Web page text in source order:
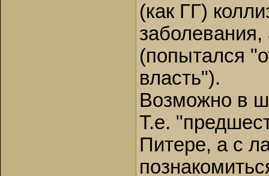
(как ГГ)
(попытался
власть").
Возможно в
Т.е.
Питере, а с